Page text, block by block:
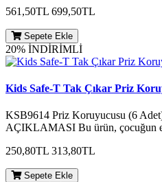
561,50TL 699,50TL
Sepete Ekle
20% İNDİRİMLİ
Kids Safe-T Tak Çıkar Priz
KSB9614 Priz Koruyucusu (6
AÇIKLAMASI Bu ürün, çocuğun
250,80TL 313,80TL
Sepete Ekle